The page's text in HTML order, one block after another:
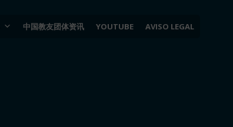
中国教友团体资讯 YOUTUBE AVISO LEGAL